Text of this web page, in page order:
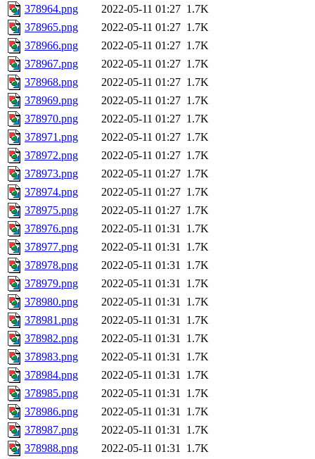
378964.png
2022-05-11 01:27 1.7K
378965.png
2022-05-11 01:27 1.7K
378966.png
2022-05-11 01:27 1.7K
378967.png
2022-05-11 01:27 1.7K
378968.png
2022-05-11 01:27 1.7K
378969.png
2022-05-11 01:27 1.7K
378970.png
2022-05-11 01:27 1.7K
378971.png
2022-05-11 01:27 1.7K
378972.png
2022-05-11 01:27 1.7K
378973.png
2022-05-11 01:27 1.7K
378974.png
2022-05-11 01:27 1.7K
378975.png
2022-05-11 01:27 1.7K
378976.png
2022-05-11 01:31 1.7K
378977.png
2022-05-11 01:31 1.7K
378978.png
2022-05-11 01:31 1.7K
378979.png
2022-05-11 01:31 1.7K
378980.png
2022-05-11 01:31 1.7K
378981.png
2022-05-11 01:31 1.7K
378982.png
2022-05-11 01:31 1.7K
378983.png
2022-05-11 01:31 1.7K
378984.png
2022-05-11 01:31 1.7K
378985.png
2022-05-11 01:31 1.7K
378986.png
2022-05-11 01:31 1.7K
378987.png
2022-05-11 01:31 1.7K
378988.png
2022-05-11 01:31 1.7K